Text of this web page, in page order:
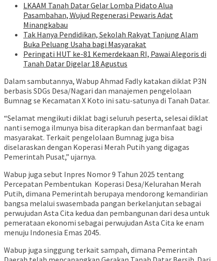
LKAAM Tanah Datar Gelar Lomba Pidato Alua
Pasambahan, Wujud Regenerasi Pewaris Adat
Minangkabau
Tak Hanya Pendidikan, Sekolah Rakyat Tanjung Alam
Buka Peluang Usaha bagi Masyarakat
Peringati HUT ke-81 Kemerdekaan RI, Pawai Alegoris di
Tanah Datar Digelar 18 Agustus
Dalam sambutannya, Wabup Ahmad Fadly katakan diklat P3N
berbasis SDGs Desa/Nagari dan manajemen pengelolaan
Bumnag se Kecamatan X Koto ini satu-satunya di Tanah Datar.
“Selamat mengikuti diklat bagi seluruh peserta, selesai diklat
nanti semoga ilmunya bisa diterapkan dan bermanfaat bagi
masyarakat. Terkait pengelolaan Bumnag juga bisa
diselaraskan dengan Koperasi Merah Putih yang digagas
Pemerintah Pusat,” ujarnya.
Wabup juga sebut Inpres Nomor 9 Tahun 2025 tentang
Percepatan Pembentukan Koperasi Desa/Kelurahan Merah
Putih, dimana Pemerintah berupaya mendorong kemandirian
bangsa melalui swasembada pangan berkelanjutan sebagai
perwujudan Asta Cita kedua dan pembangunan dari desa untuk
pemerataan ekonomi sebagai perwujudan Asta Cita ke enam
menuju Indonesia Emas 2045.
Wabup juga singgung terkait sampah, dimana Pemerintah